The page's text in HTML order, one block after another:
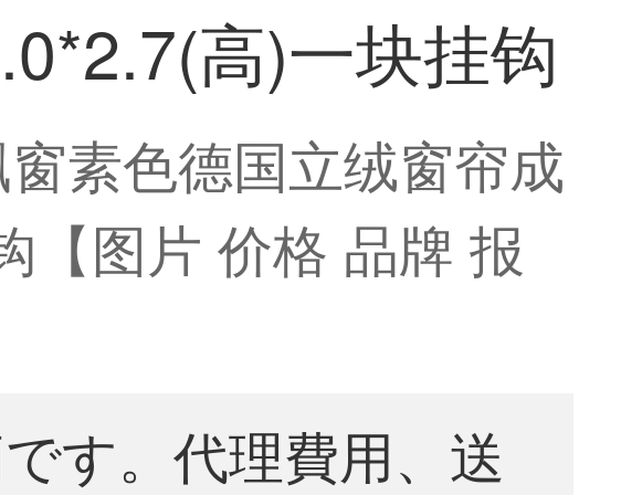
高)一块挂钩
素色德国立绒窗帘成
【图片 价格 品牌 报
す。代理費用、送